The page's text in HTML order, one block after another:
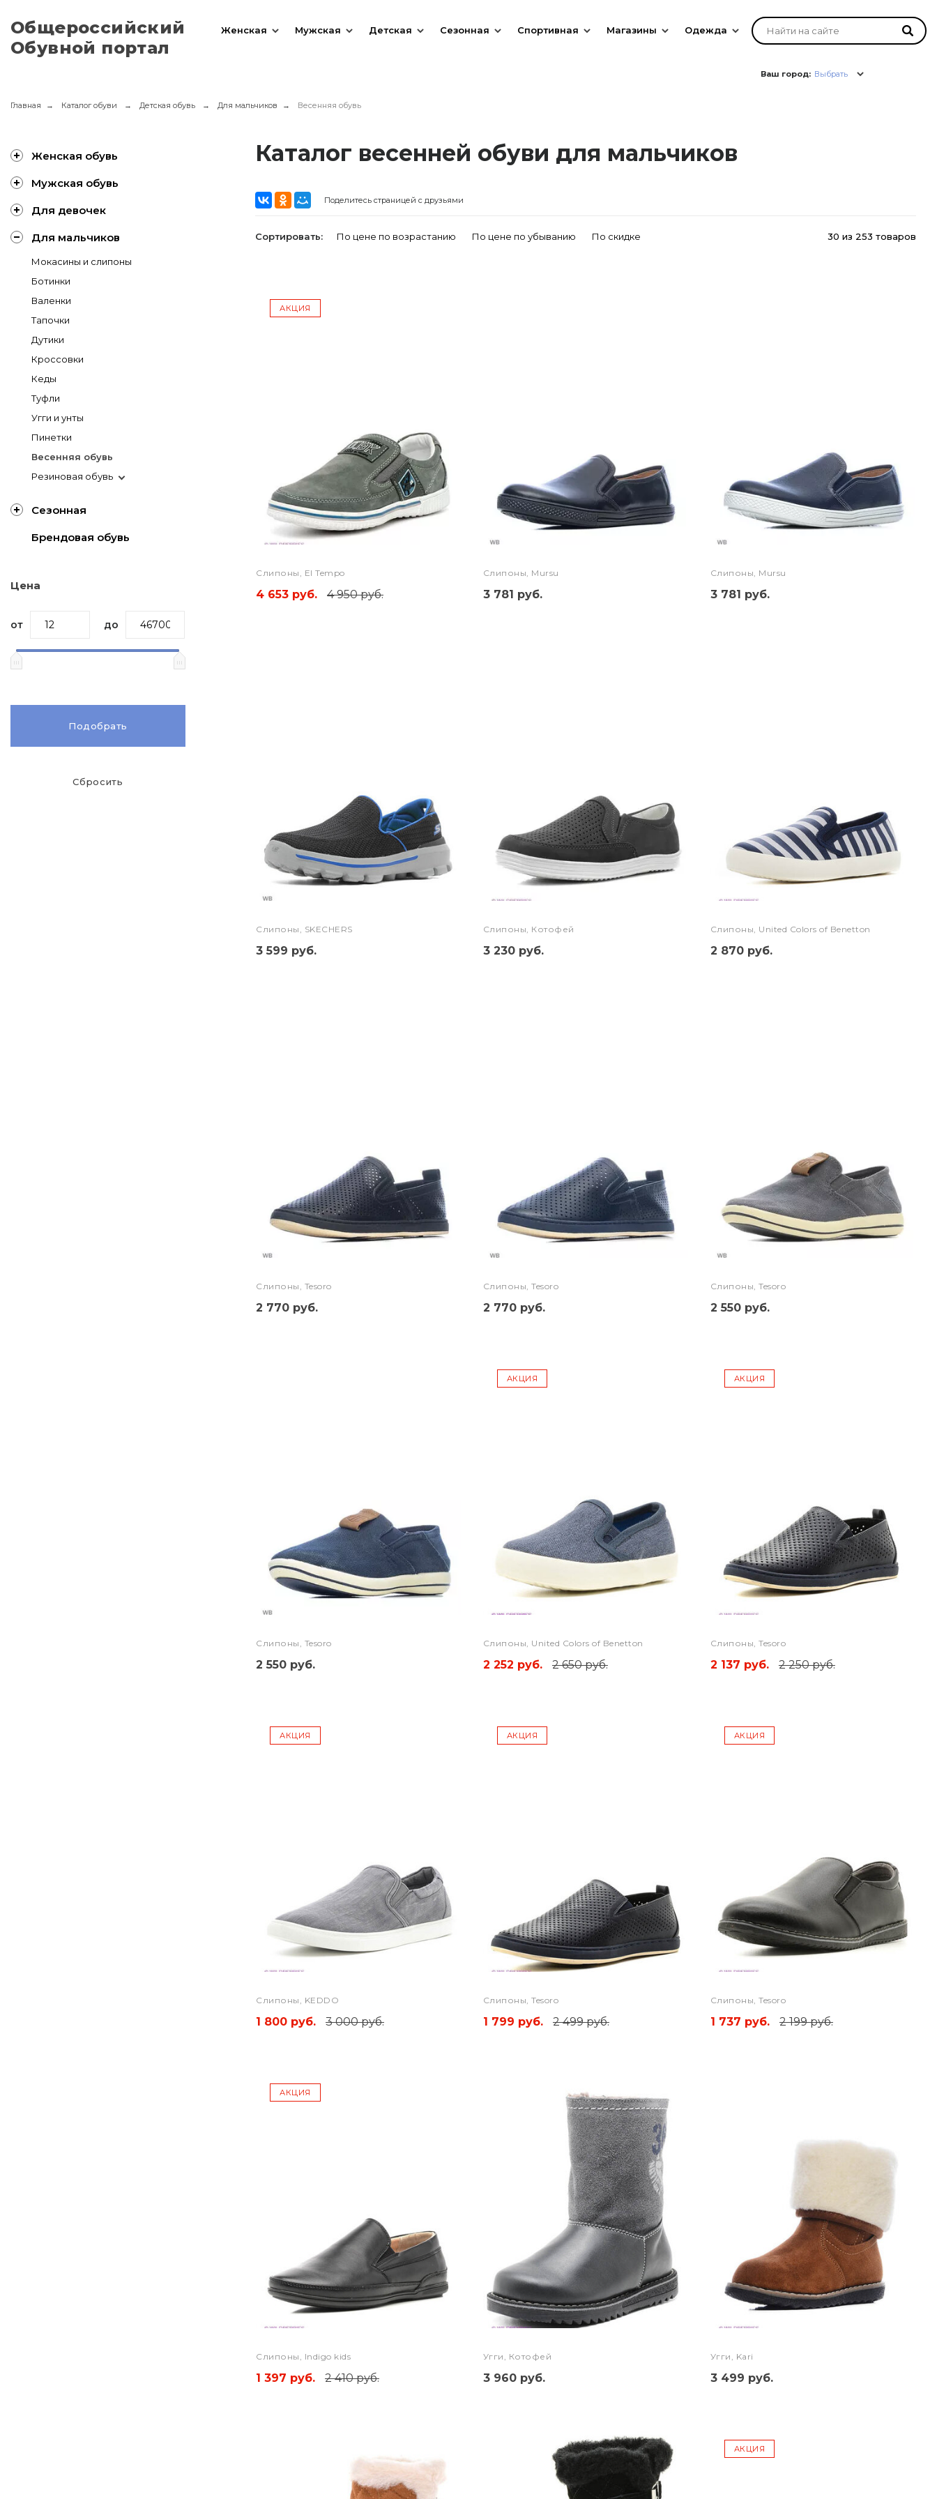
Общероссийский
Обувной портал
Женская Мужская Детская Сезонная Спортивная Магазины Одежда
Ваш город: Выбрать
Главная Каталог обуви Детская обувь Для мальчиков Весенняя обувь
Женская обувь
Мужская обувь
Для девочек
Для мальчиков
Мокасины и слипоны
Ботинки
Валенки
Тапочки
Дутики
Кроссовки
Кеды
Туфли
Угги и унты
Пинетки
Весенняя обувь
Резиновая обувь
Сезонная
Брендовая обувь
Цена
от до
Подобрать
Сбросить
Каталог весенней обуви для мальчиков
Поделитесь страницей с друзьями
Сортировать: По цене по возрастанию По цене по убыванию По скидке 30 из 253 товаров
АКЦИЯ
Слипоны, El Tempo
4 653 руб. 4 950 руб.
Слипоны, Mursu
3 781 руб.
Слипоны, Mursu
3 781 руб.
Слипоны, SKECHERS
3 599 руб.
Слипоны, Котофей
3 230 руб.
Слипоны, United Colors of Benetton
2 870 руб.
Слипоны, Tesoro
2 770 руб.
Слипоны, Tesoro
2 770 руб.
Слипоны, Tesoro
2 550 руб.
Слипоны, Tesoro
2 550 руб.
АКЦИЯ
Слипоны, United Colors of Benetton
2 252 руб. 2 650 руб.
АКЦИЯ
Слипоны, Tesoro
2 137 руб. 2 250 руб.
АКЦИЯ
Слипоны, KEDDO
1 800 руб. 3 000 руб.
АКЦИЯ
Слипоны, Tesoro
1 799 руб. 2 499 руб.
АКЦИЯ
Слипоны, Tesoro
1 737 руб. 2 199 руб.
АКЦИЯ
Слипоны, Indigo kids
1 397 руб. 2 410 руб.
Угги, Котофей
3 960 руб.
Угги, Kari
3 499 руб.
АКЦИЯ